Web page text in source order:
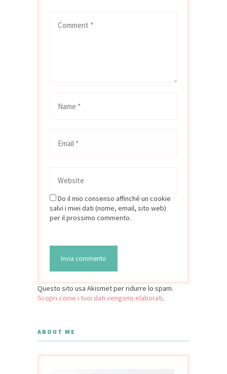
Do il mio consenso affinché un cookie
salvi i miei dati (nome, email, sito web)
per il prossimo commento.
Questo sito usa Akismet per ridurre lo spam.
Scopri come i tuoi dati vengono elaborati.
ABOUT ME